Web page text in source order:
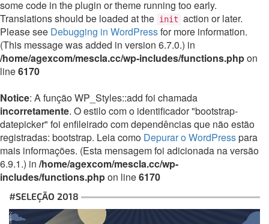
some code in the plugin or theme running too early.
Translations should be loaded at the init action or later.
Please see Debugging in WordPressfor more information.
(This message was added in version 6.7.0.) in
/home/agexcom/mescla.cc/wp-includes/functions.phpon
line6170
Notice: A função WP_Styles::add foi chamada
incorretamente. O estilo com o identificador "bootstrap-
datepicker" foi enfileirado com dependências que não estão
registradas: bootstrap. Leia como Depurar o WordPresspara
mais informações. (Esta mensagem foi adicionada na versão
6.9.1.) in /home/agexcom/mescla.cc/wp-
includes/functions.phpon line6170
#SELEÇÃO 2018